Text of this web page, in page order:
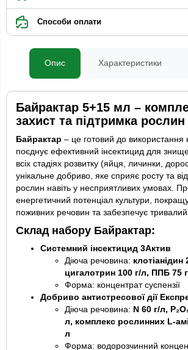
Способи оплати
Опис Характеристики
Байрактар 5+15 мл –
захист та підтримка рослин
Байрактар – це готовий до використання
поєднує ефективний інсектицид для
всіх стадіях розвитку (яйця, личинки,
унікальне добриво, яке сприяє росту та
рослин навіть у несприятливих умовах.
енергетичний потенціал культури,
поживних речовин та забезпечує тривалий
Склад набору Байрактар:
Системний інсектицид 3Актив
Діюча речовина:
цигалотрин 100 г/л, ППБ 75
Форма: концентрат суспензії
Добриво антистресової дії
Діюча речовина: N 60 г/л,
л, комплекс рослинних L-
л
Форма: водорозчинний